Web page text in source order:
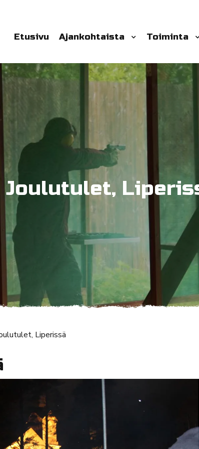
Etusivu Ajankohtaista Toiminta
Joulutulet,
Liperissä